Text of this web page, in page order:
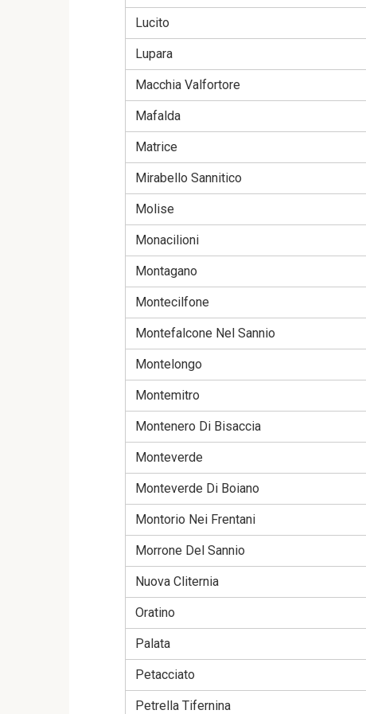
Lucito
Lupara
Macchia Valfortore
Mafalda
Matrice
Mirabello Sannitico
Molise
Monacilioni
Montagano
Montecilfone
Montefalcone Nel Sannio
Montelongo
Montemitro
Montenero Di Bisaccia
Monteverde
Monteverde Di Boiano
Montorio Nei Frentani
Morrone Del Sannio
Nuova Cliternia
Oratino
Palata
Petacciato
Petrella Tifernina